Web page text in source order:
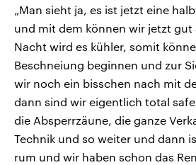
„Man sieht ja, es ist jetzt eine
und mit dem können wir jetzt gut
Nacht wird es kühler, somit
Beschneiung beginnen und zur
wir noch ein bisschen nach mit
dann sind wir eigentlich total
die Absperrzäune, die ganze
Technik und so weiter und dann
rum und wir haben schon das